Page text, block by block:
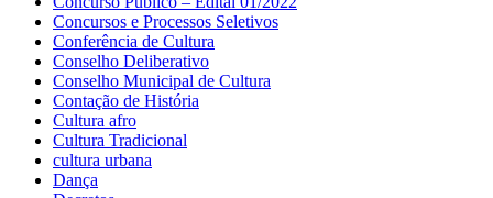
Concursos e Processos Seletivos
Conferência de Cultura
Conselho Deliberativo
Conselho Municipal de Cultura
Contação de História
Cultura afro
Cultura Tradicional
cultura urbana
Dança